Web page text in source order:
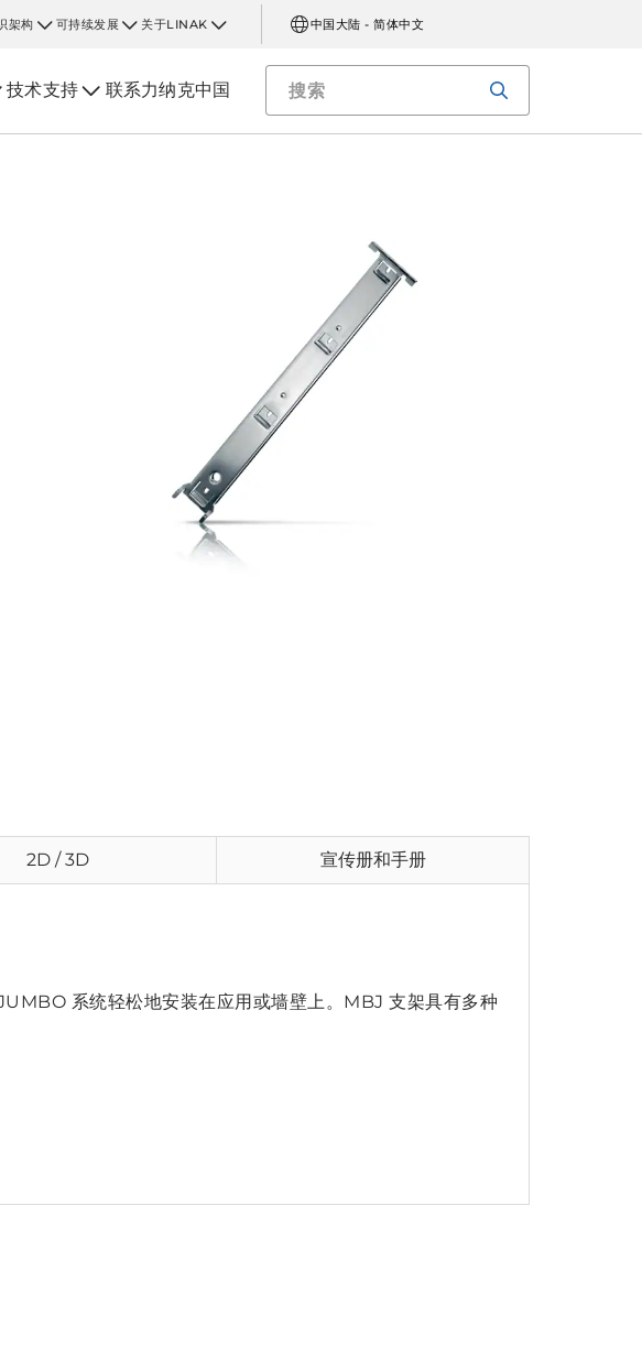
架构 可持续发展 关于LINAK 中国大陆 - 简体中文
技术支持 联系力纳克中国
2D / 3D 宣传册和手册
系统轻松地安装在应用或墙壁上。MBJ 支架具有多种